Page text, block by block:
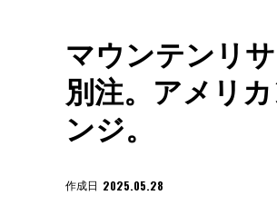
マウンテンリ
別注。アメリ
ンジ。
作成日 2025.05.28